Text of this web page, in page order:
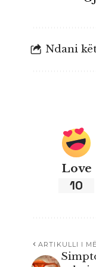
Ndani
Love
10
ARTIKULLI I